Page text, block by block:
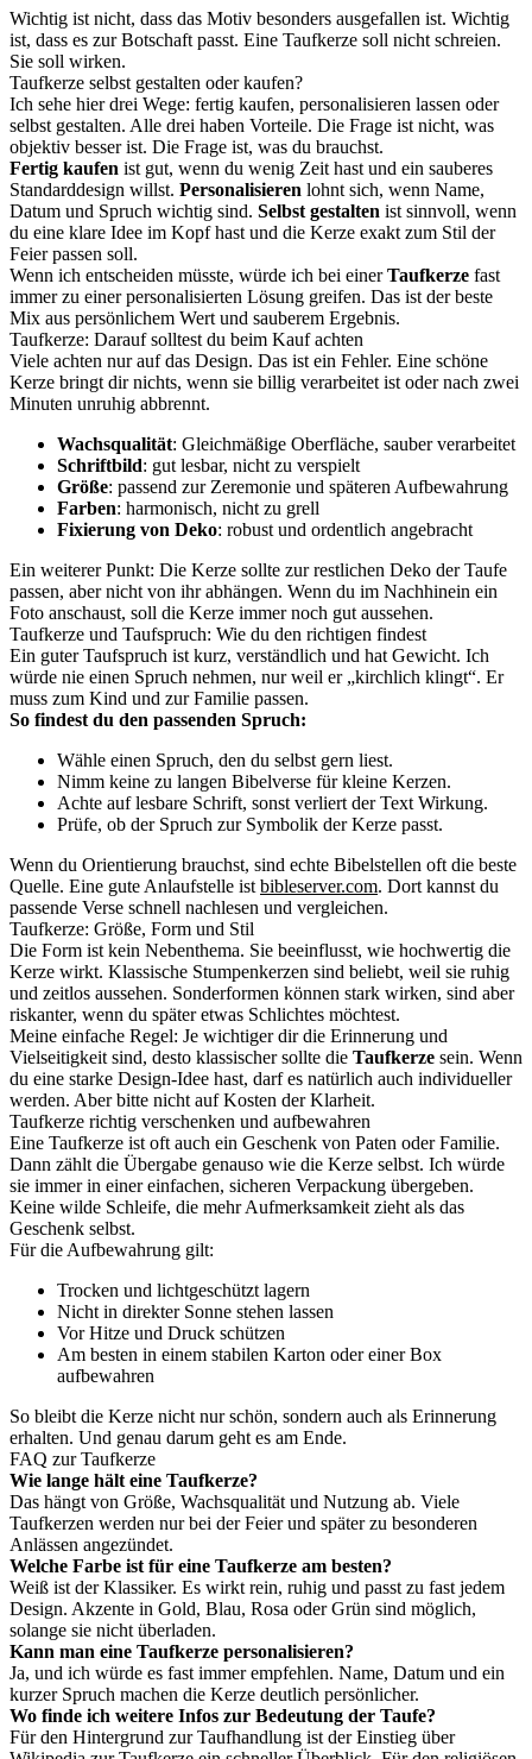
Wichtig ist nicht, dass das Motiv besonders ausgefallen ist. Wichtig
ist, dass es zur Botschaft passt. Eine Taufkerze soll nicht schreien.
Sie soll wirken.
Taufkerze selbst gestalten oder kaufen?
Ich sehe hier drei Wege: fertig kaufen, personalisieren lassen oder
selbst gestalten. Alle drei haben Vorteile. Die Frage ist nicht, was
objektiv besser ist. Die Frage ist, was du brauchst.
Fertig kaufen ist gut, wenn du wenig Zeit hast und ein sauberes
Standarddesign willst. Personalisieren lohnt sich, wenn Name,
Datum und Spruch wichtig sind. Selbst gestalten ist sinnvoll, wenn
du eine klare Idee im Kopf hast und die Kerze exakt zum Stil der
Feier passen soll.
Wenn ich entscheiden müsste, würde ich bei einerTaufkerze fast
immer zu einer personalisierten Lösung greifen. Das ist der beste
Mix aus persönlichem Wert und sauberem Ergebnis.
Taufkerze: Darauf solltest du beim Kauf achten
Viele achten nur auf das Design. Das ist ein Fehler. Eine schöne
Kerze bringt dir nichts, wenn sie billig verarbeitet ist oder nach zwei
Minuten unruhig abbrennt.
Wachsqualität: Gleichmäßige Oberfläche, sauber verarbeitet
Schriftbild: gut lesbar, nicht zu verspielt
Größe: passend zur Zeremonie und späteren Aufbewahrung
Farben: harmonisch, nicht zu grell
Fixierung von Deko: robust und ordentlich angebracht
Ein weiterer Punkt: Die Kerze sollte zur restlichen Deko der Taufe
passen, aber nicht von ihr abhängen. Wenn du im Nachhinein ein
Foto anschaust, soll die Kerze immer noch gut aussehen.
Taufkerze und Taufspruch: Wie du den richtigen findest
Ein guter Taufspruch ist kurz, verständlich und hat Gewicht. Ich
würde nie einen Spruch nehmen, nur weil er „kirchlich klingt“. Er
muss zum Kind und zur Familie passen.
So findest du den passenden Spruch:
Wähle einen Spruch, den du selbst gern liest.
Nimm keine zu langen Bibelverse für kleine Kerzen.
Achte auf lesbare Schrift, sonst verliert der Text Wirkung.
Prüfe, ob der Spruch zur Symbolik der Kerze passt.
Wenn du Orientierung brauchst, sind echte Bibelstellen oft die beste
Quelle. Eine gute Anlaufstelle ist bibleserver.com. Dort kannst du
passende Verse schnell nachlesen und vergleichen.
Taufkerze: Größe, Form und Stil
Die Form ist kein Nebenthema. Sie beeinflusst, wie hochwertig die
Kerze wirkt. Klassische Stumpenkerzen sind beliebt, weil sie ruhig
und zeitlos aussehen. Sonderformen können stark wirken, sind aber
riskanter, wenn du später etwas Schlichtes möchtest.
Meine einfache Regel: Je wichtiger dir die Erinnerung und
Vielseitigkeit sind, desto klassischer sollte die Taufkerze sein. Wenn
du eine starke Design-Idee hast, darf es natürlich auch individueller
werden. Aber bitte nicht auf Kosten der Klarheit.
Taufkerze richtig verschenken und aufbewahren
Eine Taufkerze ist oft auch ein Geschenk von Paten oder Familie.
Dann zählt die Übergabe genauso wie die Kerze selbst. Ich würde
sie immer in einer einfachen, sicheren Verpackung übergeben.
Keine wilde Schleife, die mehr Aufmerksamkeit zieht als das
Geschenk selbst.
Für die Aufbewahrung gilt:
Trocken und lichtgeschützt lagern
Nicht in direkter Sonne stehen lassen
Vor Hitze und Druck schützen
Am besten in einem stabilen Karton oder einer Box
aufbewahren
So bleibt die Kerze nicht nur schön, sondern auch als Erinnerung
erhalten. Und genau darum geht es am Ende.
FAQ zur Taufkerze
Wie lange hält eine Taufkerze?
Das hängt von Größe, Wachsqualität und Nutzung ab. Viele
Taufkerzen werden nur bei der Feier und später zu besonderen
Anlässen angezündet.
Welche Farbe ist für eine Taufkerze am besten?
Weiß ist der Klassiker. Es wirkt rein, ruhig und passt zu fast jedem
Design. Akzente in Gold, Blau, Rosa oder Grün sind möglich,
solange sie nicht überladen.
Kann man eine Taufkerze personalisieren?
Ja, und ich würde es fast immer empfehlen. Name, Datum und ein
kurzer Spruch machen die Kerze deutlich persönlicher.
Wo finde ich weitere Infos zur Bedeutung der Taufe?
Für den Hintergrund zur Taufhandlung ist der Einstieg über